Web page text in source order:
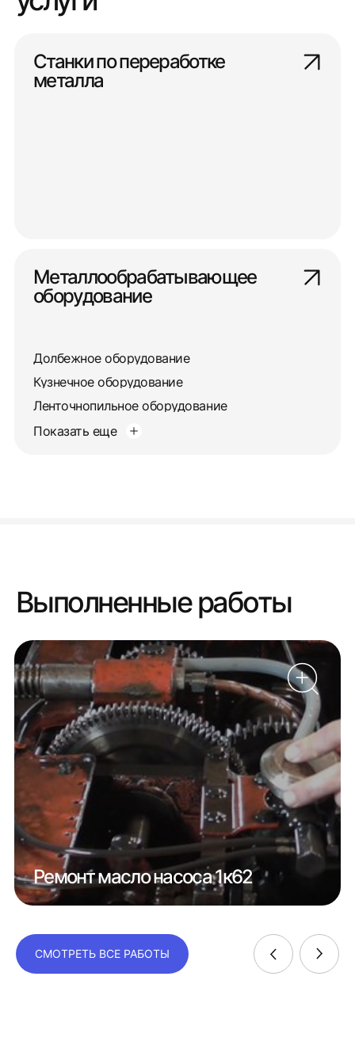
Станки по переработке
металла
Металлообрабатывающее
оборудование
Долбежное оборудование
Кузнечное оборудование
Ленточнопильное оборудование
Показать еще
Выполненные работы
Ремонт масло насоса 1к62
СМОТРЕТЬ ВСЕ РАБОТЫ